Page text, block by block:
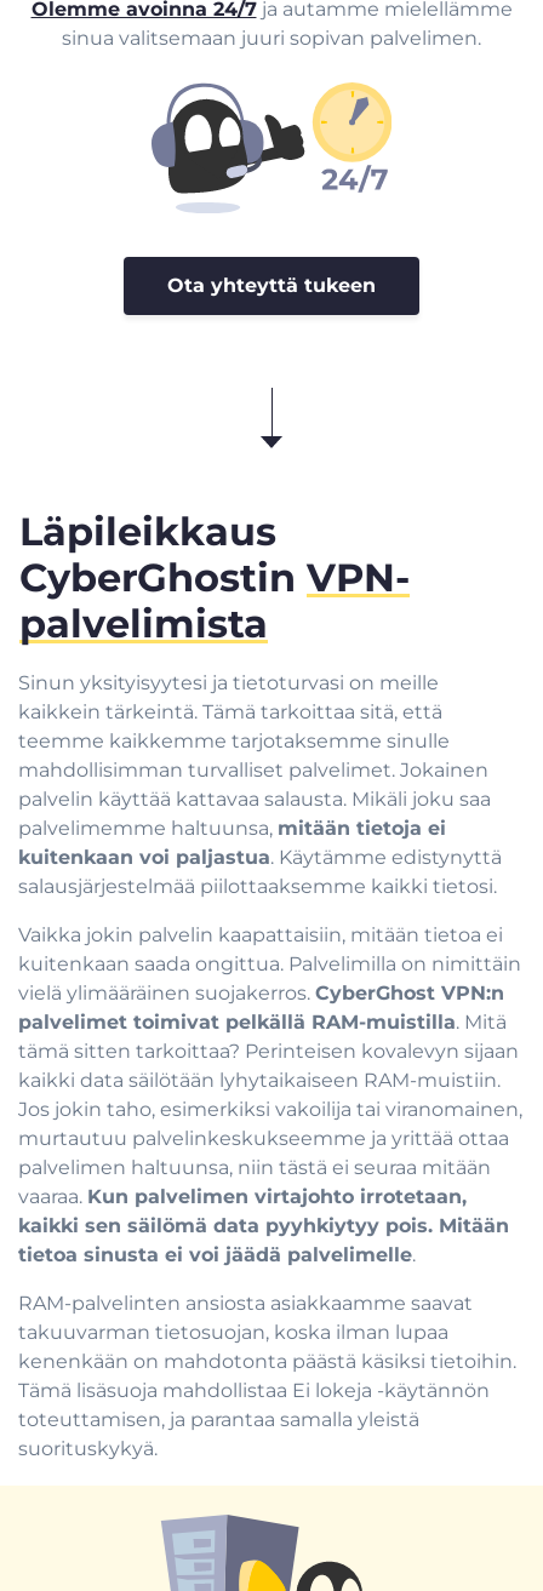
Olemme avoinna 24/7ja autamme mielellämme
sinua valitsemaan juuri sopivan palvelimen.
Ota yhteyttä tukeen
Läpileikkaus
CyberGhostin VPN-
palvelimista
Sinun yksityisyytesi ja tietoturvasi on meille
kaikkein tärkeintä. Tämä tarkoittaa sitä, että
teemme kaikkemme tarjotaksemme sinulle
mahdollisimman turvalliset palvelimet. Jokainen
palvelin käyttää kattavaa salausta. Mikäli joku saa
palvelimemme haltuunsa, mitään tietoja ei
kuitenkaan voi paljastua. Käytämme edistynyttä
salausjärjestelmää piilottaaksemme kaikki tietosi.
Vaikka jokin palvelin kaapattaisiin, mitään tietoa ei
kuitenkaan saada ongittua. Palvelimilla on nimittäin
vielä ylimääräinen suojakerros. CyberGhost VPN:n
palvelimet toimivat pelkällä RAM-muistilla. Mitä
tämä sitten tarkoittaa? Perinteisen kovalevyn sijaan
kaikki data säilötään lyhytaikaiseen RAM-muistiin.
Jos jokin taho, esimerkiksi vakoilija tai viranomainen,
murtautuu palvelinkeskukseemme ja yrittää ottaa
palvelimen haltuunsa, niin tästä ei seuraa mitään
vaaraa. Kun palvelimen virtajohto irrotetaan,
kaikki sen säilömä data pyyhkiytyy pois. Mitään
tietoa sinusta ei voi jäädä palvelimelle.
RAM-palvelinten ansiosta asiakkaamme saavat
takuuvarman tietosuojan, koska ilman lupaa
kenenkään on mahdotonta päästä käsiksi tietoihin.
Tämä lisäsuoja mahdollistaa Ei lokeja -käytännön
toteuttamisen, ja parantaa samalla yleistä
suorituskykyä.